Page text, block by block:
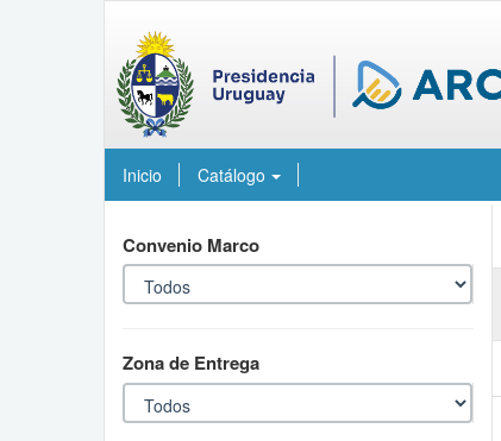
Inicio Catálogo
Convenio Marco
Zona de Entrega